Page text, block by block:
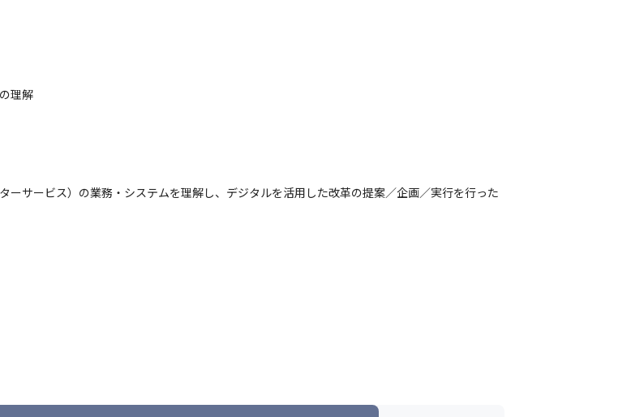
ご返信くださいませ。
理解
ーサービス）の業務・システムを理解し、デジタルを活用した改革の提案／企画／実行を行った